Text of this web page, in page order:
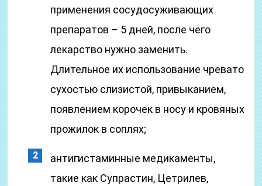
применения сосудосуживающих
препаратов – 5 дней, после чего
лекарство нужно заменить.
Длительное их использование чревато
сухостью слизистой, привыканием,
появлением корочек в носу и кровяных
прожилок в соплях;
антигистаминные медикаменты,
такие как Супрастин, Цетрилев,